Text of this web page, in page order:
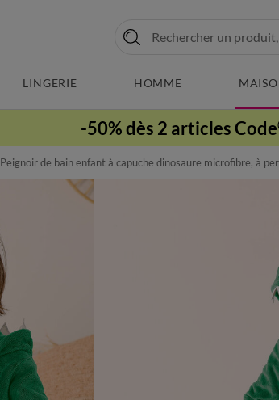
LINGERIE HOMME
-50% dès 2 articles Code
Peignoir de bain enfant à capuche dinosaure microfibre, à